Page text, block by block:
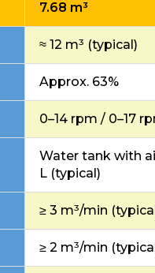
7.68 m³
≈ 12 m³ (typical)
Approx. 63%
0–14 rpm / 0–17
Water tank with
L (typical)
≥ 3 m³/min
≥ 2 m³/min